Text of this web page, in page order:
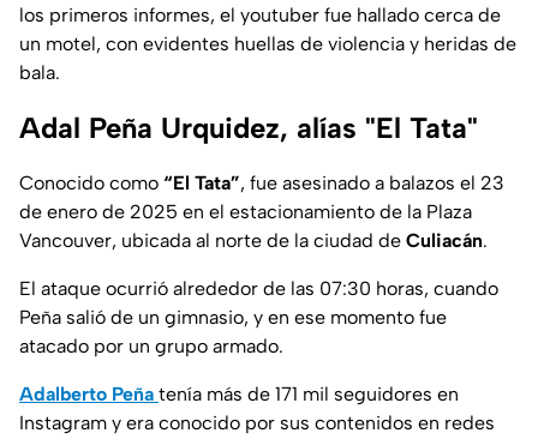
los primeros informes, el youtuber fue hallado cerca de
un motel, con evidentes huellas de violencia y heridas de
bala.
Adal Peña Urquidez, alías "El Tata"
Conocido como “El Tata”, fue asesinado a balazos el 23
de enero de 2025 en el estacionamiento de la Plaza
Vancouver, ubicada al norte de la ciudad de Culiacán.
El ataque ocurrió alrededor de las 07:30 horas, cuando
Peña salió de un gimnasio, y en ese momento fue
atacado por un grupo armado.
Adalberto Peña tenía más de 171 mil seguidores en
Instagram y era conocido por sus contenidos en redes